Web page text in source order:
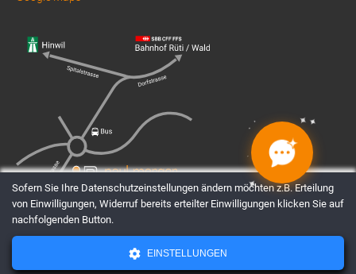
AGBsDatenschutzImpressum
✦
✦
✦
✦
✦
✦
✦
Sofern Sie Ihre Datenschutzeinstellungen ändern möchten z.B. Erteilung
von Einwilligungen, Widerruf bereits erteilter Einwilligungen klicken Sie auf
nachfolgenden Button.
EINSTELLUNGEN